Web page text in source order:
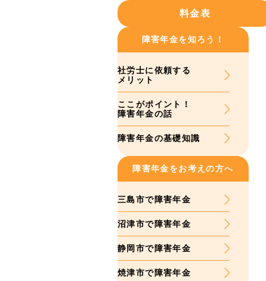
料金表
障害年金を知ろう！
社労士に依頼する
メリット
ここがポイント！
障害年金の話
障害年金の基礎知識
障害年金をお考えの方へ
三島市で障害年金
沼津市で障害年金
静岡市で障害年金
焼津市で障害年金